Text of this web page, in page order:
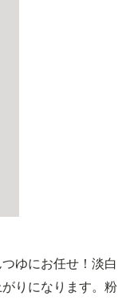
ゆにお任せ！淡白
りになります。粉